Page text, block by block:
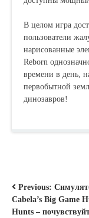
В целом игра
пользователи
нарисованные
Reborn
времени в день,
первобытной
динозавров!
ПО
Previous:
Cabela’s Big Game
Hunts –